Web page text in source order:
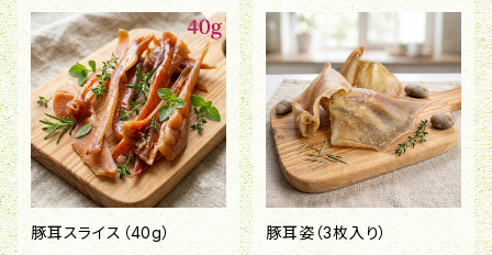
豚耳スライス（40g）
豚耳姿（3枚入り）